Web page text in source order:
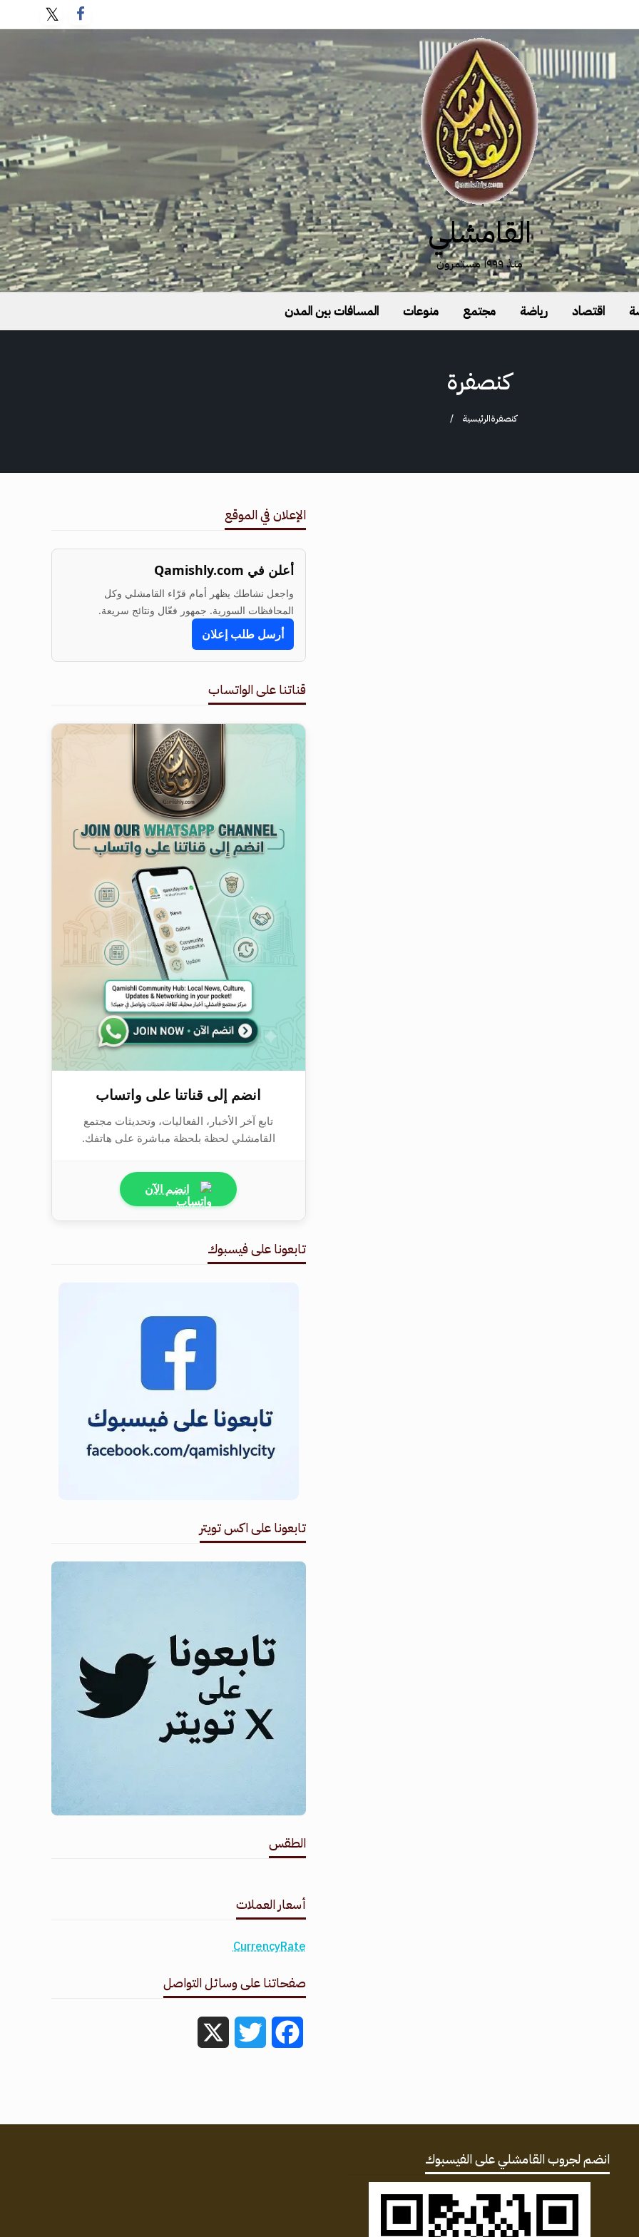
القامشلي
منذ ١٩٩٩ مستمرون
اقتصاد رياضة مجتمع منوعات المسافات بين المدن
كنصفرة
الرئيسيةكنصفرة
الإعلان في الموقع
أعلن في Qamishly.com
واجعل نشاطك يظهر أمام قرّاء القامشلي وكل
المحافظات السورية. جمهور فعّال ونتائج سريعة.
أرسل طلب إعلان
قناتنا على الواتساب
انضم إلى قناتنا على واتساب
تابع آخر الأخبار، الفعاليات، وتحديثات مجتمع
القامشلي لحظة بلحظة مباشرة على هاتفك.
انضم الآن
تابعونا على فيسبوك
تابعونا على اكس تويتر
الطقس
أسعار العملات
CurrencyRate
صفحاتنا على وسائل التواصل
Facebook
Twitter
انضم لجروب القامشلي على الفيسبوك